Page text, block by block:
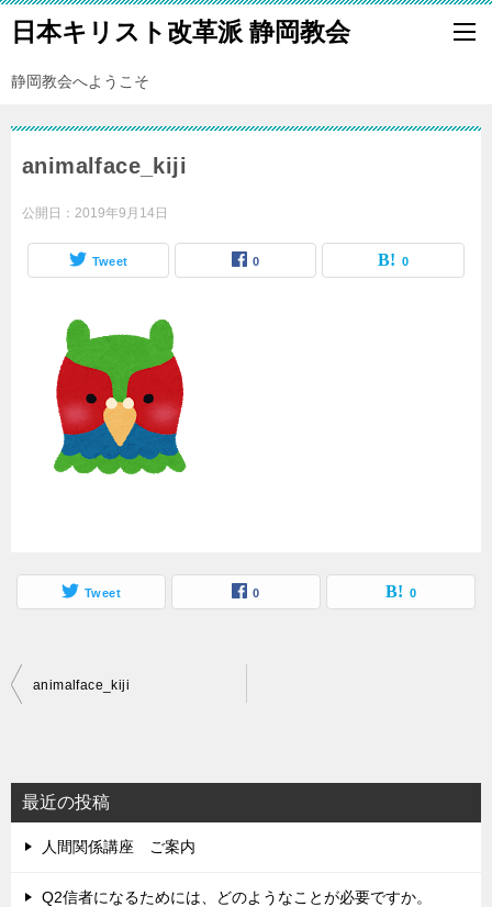
日本キリスト改革派 静岡教会
静岡教会へようこそ
animalface_kiji
公開日： 2019年9月14日
Tweet 0 0
Tweet 0 0
投
ビ
ゲ
ー
シ
animalface_kiji
最近の投稿
人間関係講座 ご案内
Q2信者になるためには、どのようなことが必要ですか。